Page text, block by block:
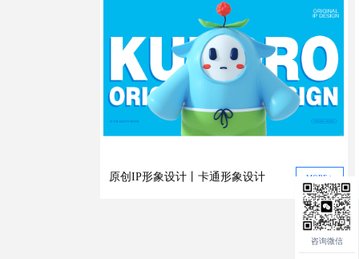
原创IP形象设计丨卡通形象设计 MORE >